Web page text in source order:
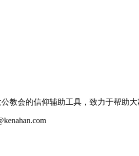
教会的信仰辅助工具，致力于帮助大